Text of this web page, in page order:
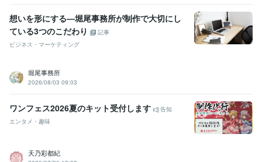
普通自動二輪免許 取得年 : 2018年
準中型自動車運転免許 取得年 : 2015年
ビジネス・クリエイティブツール
Movabletype:0年Excel:10年Google サイト:5年
Google スプレッドシート:5年Google スライド:5年
Google ドキュメント:5年
Adobe Illustrator:5年
Dreamweaver:4年
想いを形にする—堀尾事務所が制作で大切にし
ている3つのこだわり
記事
ビジネス・マーケティング
堀尾事務所
2026/08/03 09:03
ワンフェス2026夏のキット受付します
告知
エンタメ・趣味
天乃彩都紀